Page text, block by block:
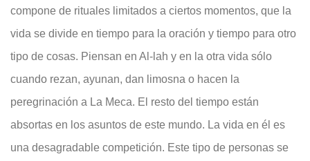
compone de rituales limitados a ciertos momentos, que la
vida se divide en tiempo para la oración y tiempo para otro
tipo de cosas. Piensan en Al-lah y en la otra vida sólo
cuando rezan, ayunan, dan limosna o hacen la
peregrinación a La Meca. El resto del tiempo están
absortas en los asuntos de este mundo. La vida en él es
una desagradable competición. Este tipo de personas se